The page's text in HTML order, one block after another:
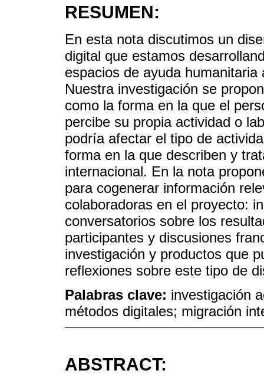
RESUMEN:
En esta nota discutimos un
digital que estamos
espacios de ayuda
Nuestra investigación se
como la forma en la que el
percibe su propia actividad o
podría afectar el tipo de
forma en la que describen y
internacional. En la nota
para cogenerar información
colaboradoras en el proyecto:
conversatorios sobre los
participantes y discusiones
investigación y productos que
reflexiones sobre este tipo de
Palabras clave: investigación
métodos digitales; migración
ABSTRACT: